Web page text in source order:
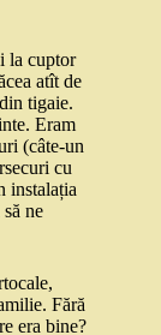
la cuptor
atît de
tigaie.
Eram
(câte-un
cu
instalația
ne
Fără
era bine?